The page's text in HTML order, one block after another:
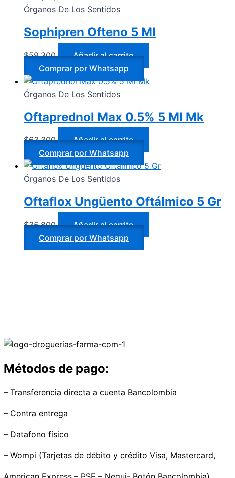
Órganos De Los Sentidos
Sophipren Ofteno 5 Ml
$59.300
Añadir al carrito
Comprar por Whatsapp
Órganos De Los Sentidos
Oftaprednol Max 0.5% 5 Ml Mk
$63.300
Añadir al carrito
Comprar por Whatsapp
Órganos De Los Sentidos
Oftaflox Ungüento Oftálmico 5 Gr
$35.800
Añadir al carrito
Comprar por Whatsapp
Métodos de pago:
– Transferencia directa a cuenta Bancolombia
– Contra entrega
– Datafono físico
– Wompi (Tarjetas de débito y crédito Visa, Mastercard,